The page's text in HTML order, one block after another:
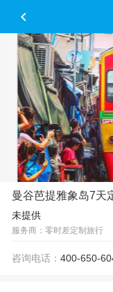

曼谷芭提雅象岛7天
未提供
服务商：零时差定制旅行
咨询电话： 400-650-